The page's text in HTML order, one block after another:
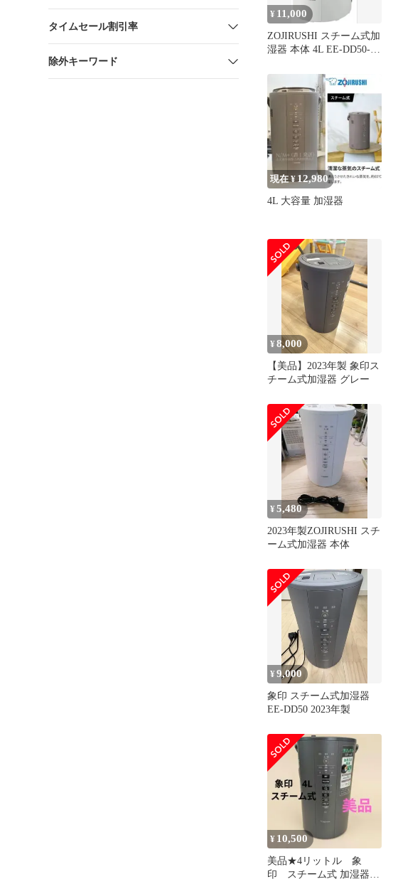
タイムセール割引率
除外キーワード
¥ 11,000
ZOJIRUSHI スチーム式加
湿器 本体 4L EE-DD50-
現在 ¥ 12,980
4L 大容量 加湿器
¥8,000
【美品】2023年製 象印ス
チーム式加湿器 グレー
¥5,480
2023年製ZOJIRUSHI スチ
ーム式加湿器 本体
¥9,000
象印 スチーム式加湿器
EE-DD50 2023年製
¥ 10,500
美品★4リットル 象
印 スチーム式 加湿器